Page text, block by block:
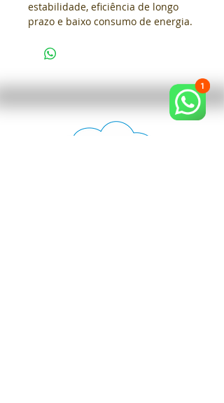
estabilidade, eficiência de longo
prazo e baixo consumo de energia.